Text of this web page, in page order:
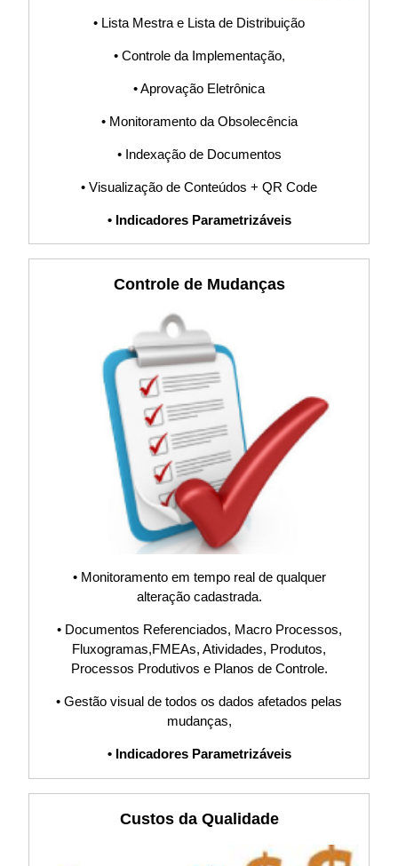
• Lista Mestra e Lista de Distribuição
• Controle da Implementação,
• Aprovação Eletrônica
• Monitoramento da Obsolecência
• Indexação de Documentos
• Visualização de Conteúdos + QR Code
• Indicadores Parametrizáveis
Controle de Mudanças
• Monitoramento em tempo real de qualquer
alteração cadastrada.
• Documentos Referenciados, Macro Processos,
Fluxogramas,FMEAs, Atividades, Produtos,
Processos Produtivos e Planos de Controle.
• Gestão visual de todos os dados afetados pelas
mudanças,
• Indicadores Parametrizáveis
Custos da Qualidade
S9000, ISO17025,
Indicadores, KPI,
Clientes, Internos,
Procedimento,
POP, Fluxograma,
PDCA, Planilha,
Sistema S9000,
Satisfação
Clientes,
ISO9001,
IATF16949,
Indicador, KPI,
Procedimento,
POP, Fluxograma,
PDCA, Planilha,